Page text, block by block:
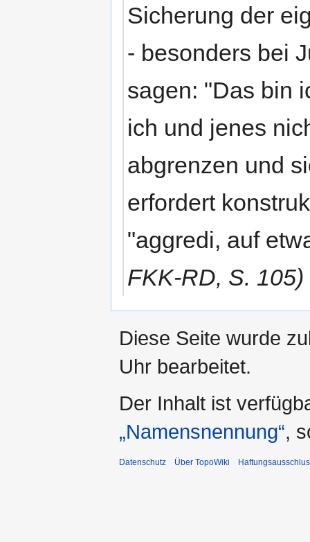
Sicherung der
- besonders bei
sagen: "Das bin
ich und jenes
abgrenzen und
erfordert
"aggredi, auf
FKK-RD, S. 105)
Diese Seite wurde
Uhr bearbeitet.
Der Inhalt ist
„Namensnennung“,
Datenschutz Über TopoWiki